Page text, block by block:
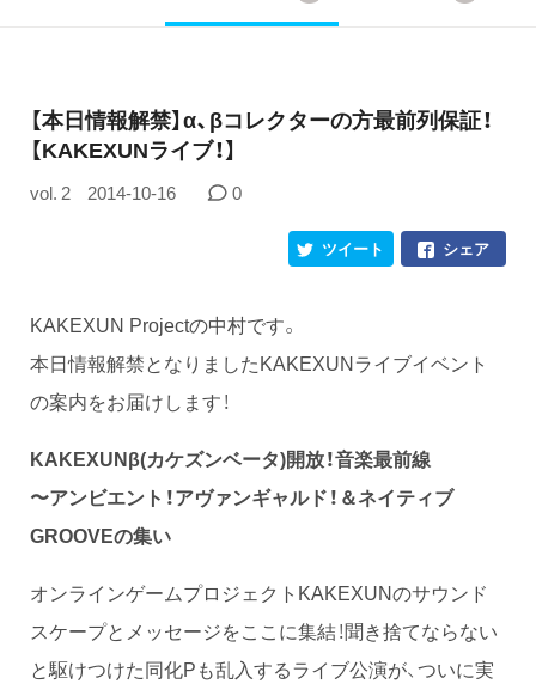
【本日情報解禁】α、βコレクターの方最前列保証！
【KAKEXUNライブ！】
vol. 2 2014-10-16 0
シェア
ツイート
KAKEXUN Projectの中村です。
本日情報解禁となりましたKAKEXUNライブイベント
の案内をお届けします！
KAKEXUNβ(カケズンベータ)開放！音楽最前線
〜アンビエント！アヴァンギャルド！＆ネイティブ
GROOVEの集い
オンラインゲームプロジェクトKAKEXUNのサウンド
スケープとメッセージをここに集結！聞き捨てならない
と駆けつけた同化Pも乱入するライブ公演が、ついに実